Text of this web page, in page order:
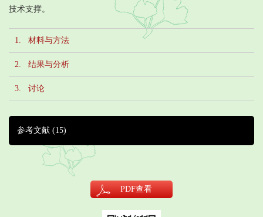
技术支撑。
1. 材料与方法
2. 结果与分析
3. 讨论
参考文献 (15)
PDF查看